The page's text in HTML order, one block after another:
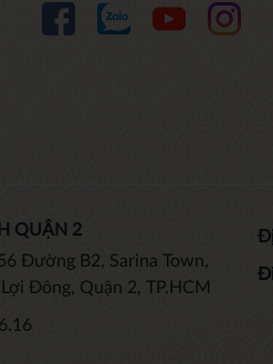
QUẬN 2
Đường B2, Sarina Town,
Đông, Quận 2, TP.HCM